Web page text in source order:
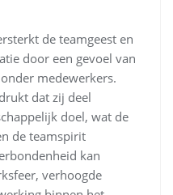
de teamgeest en
door een gevoel van
medewerkers.
dat zij deel
doel, wat de
de teamspirit
kan
verhoogde